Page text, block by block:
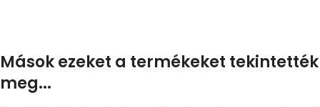
Mások ezeket a termékeket tekintették
meg...